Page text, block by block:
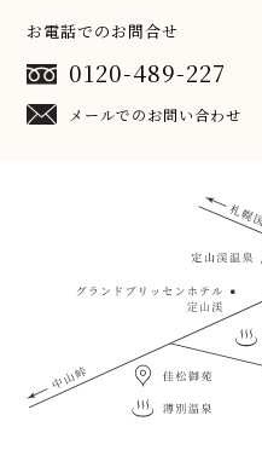
お電話でのお問合せ
0120-489-227
メールでのお問い合わせ